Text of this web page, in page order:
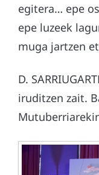
egitera… epe
epe luzeek
muga jartzen
D.
iruditzen zait.